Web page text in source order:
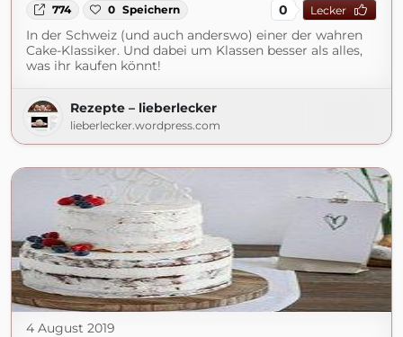
774 0 Speichern 0 Lecker
In der Schweiz (und auch anderswo) einer der wahren
Cake-Klassiker. Und dabei um Klassen besser als alles,
was ihr kaufen könnt!
Rezepte – lieberlecker
lieberlecker.wordpress.com
4 August 2019